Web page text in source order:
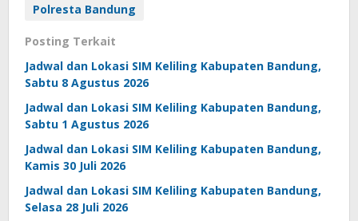
Polresta Bandung
Posting Terkait
Jadwal dan Lokasi SIM Keliling Kabupaten Bandung,
Sabtu 8 Agustus 2026
Jadwal dan Lokasi SIM Keliling Kabupaten Bandung,
Sabtu 1 Agustus 2026
Jadwal dan Lokasi SIM Keliling Kabupaten Bandung,
Kamis 30 Juli 2026
Jadwal dan Lokasi SIM Keliling Kabupaten Bandung,
Selasa 28 Juli 2026